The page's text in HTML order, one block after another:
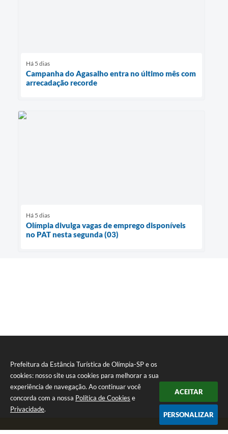
Prefeitura da Estância Turística de Olímpia-SP e os
cookies: nosso site usa cookies para melhorar a sua
experiência de navegação. Ao continuar você
concorda com a nossa Política de Cookies e
Privacidade.
ACEITAR
PERSONALIZAR
Há 5 dias
Campanha do Agasalho entra no último mês com
arrecadação recorde
Há 5 dias
Olímpia divulga vagas de emprego disponíveis
no PAT nesta segunda (03)